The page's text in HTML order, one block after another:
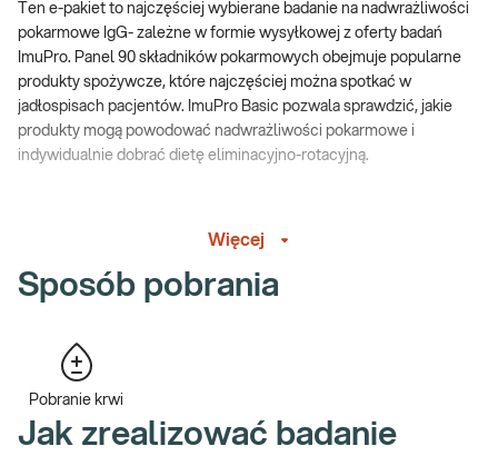
Ten e-pakiet to najczęściej wybierane badanie na nadwrażliwości
pokarmowe IgG- zależne w formie wysyłkowej z oferty badań
ImuPro. Panel 90 składników pokarmowych obejmuje popularne
produkty spożywcze, które najczęściej można spotkać w
jadłospisach pacjentów. ImuPro Basic pozwala sprawdzić, jakie
produkty mogą powodować nadwrażliwości pokarmowe i
indywidualnie dobrać dietę eliminacyjno-rotacyjną.
Badanie ImuPro Basic jest dedykowane dzieciom oraz dorosłym,
którzy chcieliby sprawdzić czy nie występują u nich
klasycznych produktów standardowo występujących w diecie,
dlatego jest jednym z najczęściej wybieranych paneli badania.
Badanie to można wykonać drogą wysyłkową, dlatego jest
dedykowane wszystkim pacjentom, którzy mogą mieć trudność w
dotarciu do punktów pobrań stacjonarnych.
Więcej
Sposób pobrania
Pobranie krwi
Jak zrealizować badanie